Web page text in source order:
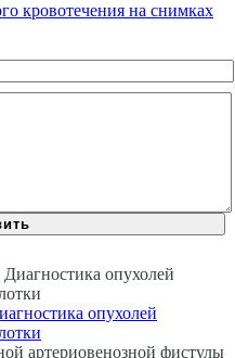
кровотечения на снимках
опухолей